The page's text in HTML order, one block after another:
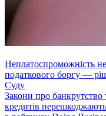
Неплатоспроможність
податкового боргу —
Суду
Закони про банкрутство
кредитів